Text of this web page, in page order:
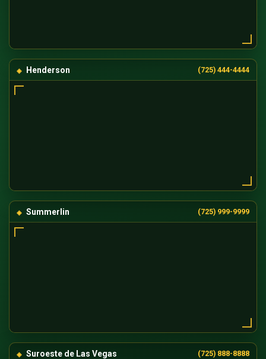
Henderson (725) 444-4444
Summerlin (725) 999-9999
Suroeste de Las Vegas (725) 888-8888